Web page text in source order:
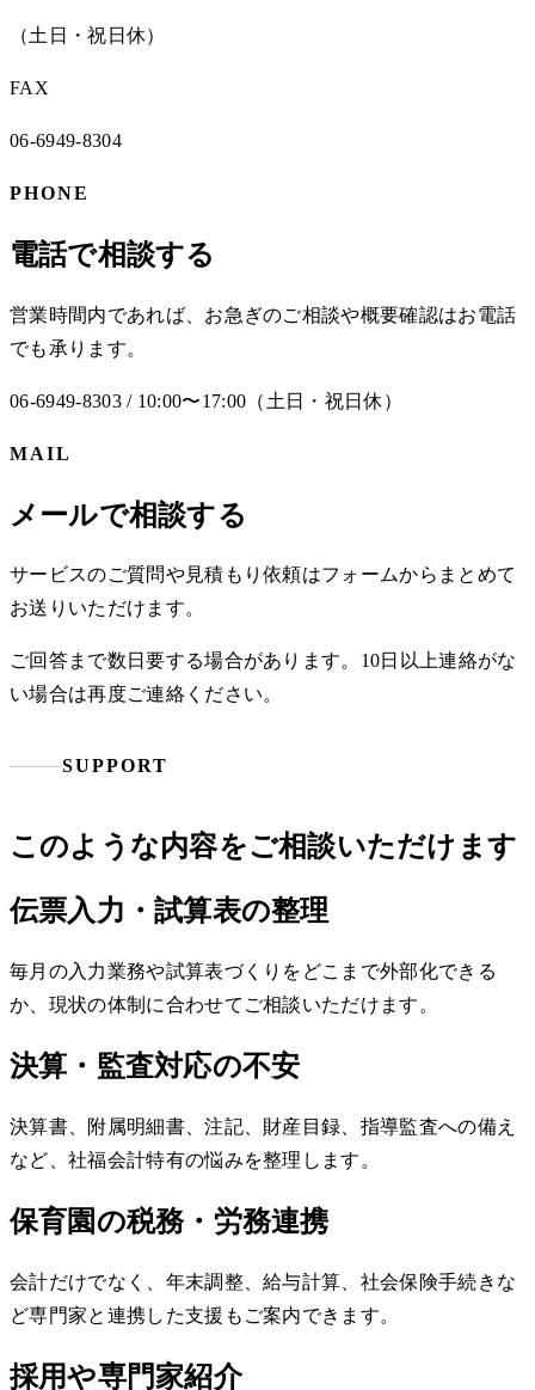
（土日・祝日 休）
FAX
06-6949-8304
PHONE
電話で相談する
営業時間内であれば、お急ぎのご相談や概要確認はお電話
でも承ります。
06-6949-8303 / 10:00〜17:00（土日・祝日休）
MAIL
メールで相談する
サービスのご質問や見積もり依頼はフォームからまとめて
お送りいただけます。
ご回答まで数日要する場合があります。10日以上連絡がな
い場合は再度ご連絡ください。
SUPPORT
このような内容をご相談いただけます
伝票入力・試算表の整理
毎月の入力業務や試算表づくりをどこまで外部化できる
か、現状の体制に合わせてご相談いただけます。
決算・監査対応の不安
決算書、附属明細書、注記、財産目録、指導監査への備え
など、社福会計特有の悩みを整理します。
保育園の税務・労務連携
会計だけでなく、年末調整、給与計算、社会保険手続きな
ど専門家と連携した支援もご案内できます。
採用や専門家紹介